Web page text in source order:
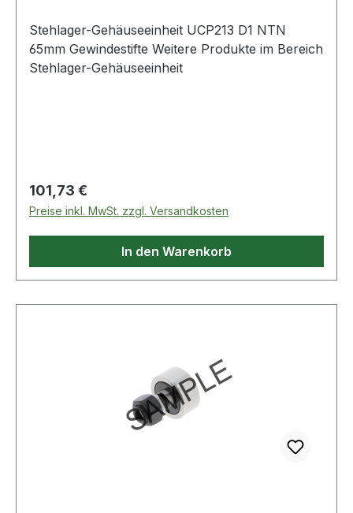
Stehlager-Gehäuseeinheit UCP213 D1 NTN
65mm Gewindestifte Weitere Produkte im Bereich
Stehlager-Gehäuseeinheit
Regulärer Preis:
101,73 €
Preise inkl. MwSt. zzgl. Versandkosten
In den Warenkorb